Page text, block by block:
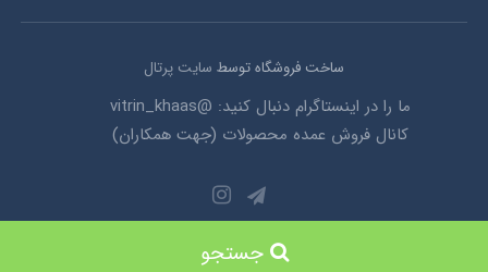
جستجو
ساخت فروشگاه توسط سایت پرتال
ما را در اینستاگرام دنبال کنید: @vitrin_khaas
کانال فروش عمده محصولات (جهت همکاران)
© تمامی حقوق این وبسایت محفوظ می باشد 1403